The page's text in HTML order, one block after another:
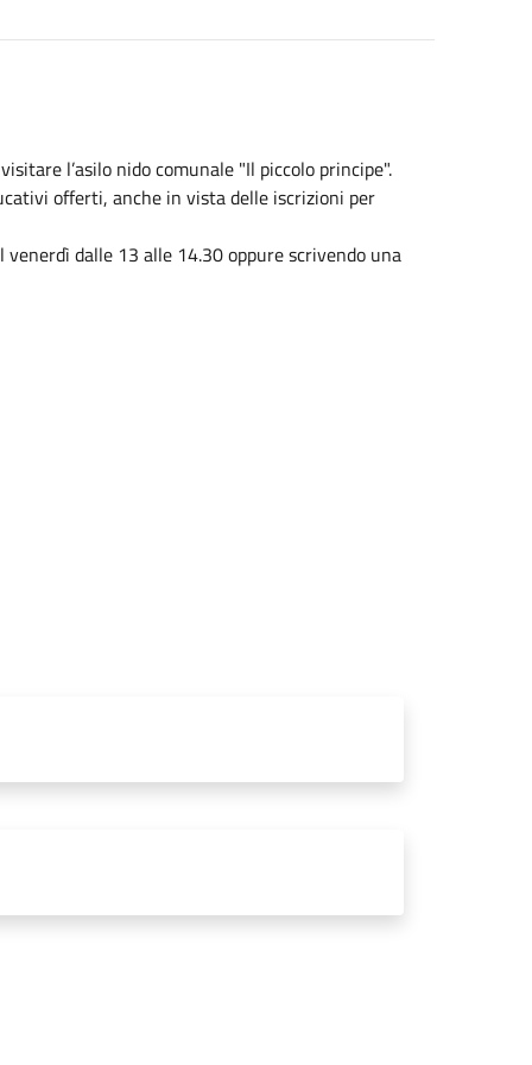
l’asilo nido comunale "Il piccolo principe".
offerti, anche in vista delle iscrizioni per
dalle 13 alle 14.30 oppure scrivendo una